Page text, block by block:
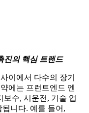
진의 핵심 트렌드
이에서 다수의 장기
에는 프런트엔드 엔
보수, 시운전, 기술 업
니다. 예를 들어,